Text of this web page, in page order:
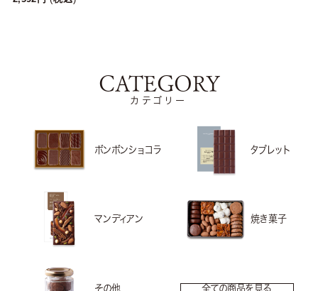
CATEGORY
カテゴリー
ボンボンショコラ タブレット
マンディアン 焼き菓子
その他 全ての商品を見る